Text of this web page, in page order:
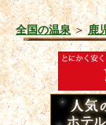
全国の温泉＞鹿